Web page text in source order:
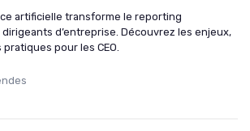
artificielle transforme le reporting
d’entreprise. Découvrez les enjeux,
pour les CEO.